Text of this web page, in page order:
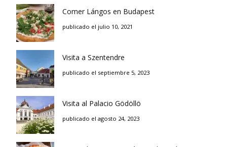
Comer Lángos en Budapest
publicado el julio 10, 2021
Visita a Szentendre
publicado el septiembre 5, 2023
Visita al Palacio Gödöllö
publicado el agosto 24, 2023